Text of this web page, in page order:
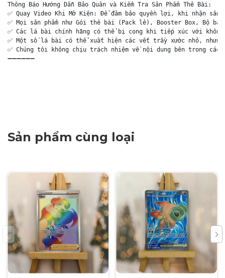
Thông Báo Hướng Dẫn Bảo Quản và Kiểm Tra Sản Phẩm Thẻ Bài:
✅ Quay Video Khi Mở Kiện: Để đảm bảo quyền lợi, khi nhận
✅ Mọi sản phẩm như Gói thẻ bài (Pack lẻ), Booster Box, Bộ
✅ Các lá bài chính hãng có thể bị cong khi tiếp xúc với
✅ Một số lá bài có thể xuất hiện các vết trầy xước nhỏ,
✅ Chúng tôi không chịu trách nhiệm về nội dung bên trong
➖➖➖➖➖➖
Sản phẩm cùng loại